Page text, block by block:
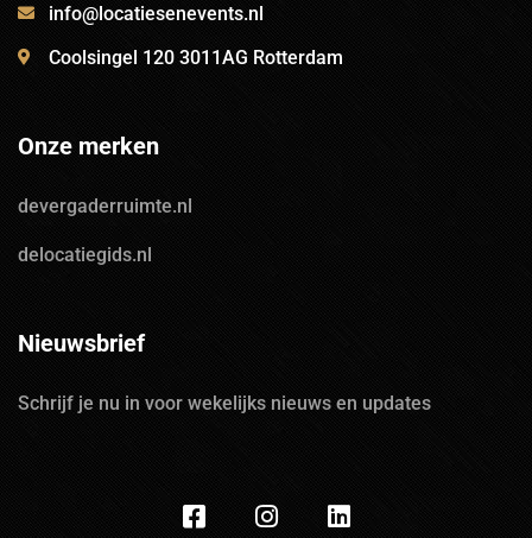
info@locatiesenevents.nl
Coolsingel 120 3011AG Rotterdam
Onze merken
devergaderruimte.nl
delocatiegids.nl
Nieuwsbrief
Schrijf je nu in voor wekelijks nieuws en updates